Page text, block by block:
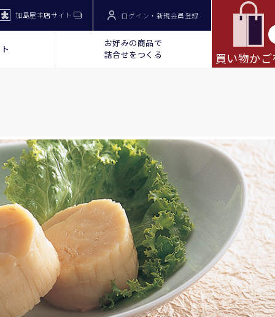
加島屋本店サイト ログイン・新規会員登録
お好みの商品で
詰合せをつくる
買い物か